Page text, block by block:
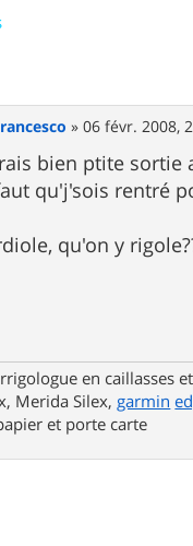
»06 févr. 2008,
bien ptite sortie
qu'j'sois rentré
qu'on y
en caillasses
Merida Silex, garmin
et porte carte